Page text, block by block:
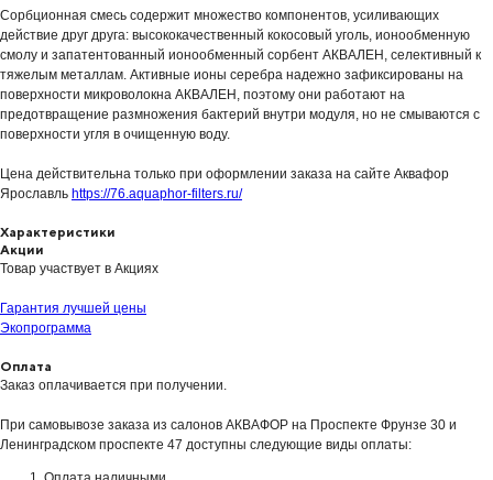
Сорбционная смесь содержит множество компонентов, усиливающих
действие друг друга: высококачественный кокосовый уголь, ионообменную
смолу и запатентованный ионообменный сорбент АКВАЛЕН, селективный к
тяжелым металлам. Активные ионы серебра надежно зафиксированы на
поверхности микроволокна АКВАЛЕН, поэтому они работают на
предотвращение размножения бактерий внутри модуля, но не смываются с
поверхности угля в очищенную воду.
Цена действительна только при оформлении заказа на сайте Аквафор
Ярославль https://76.aquaphor-filters.ru/
Характеристики
Акции
Товар участвует в Акциях
Гарантия лучшей цены
Экопрограмма
Оплата
Заказ оплачивается при получении.
При самовывозе заказа из салонов АКВАФОР на Проспекте Фрунзе 30 и
Ленинградском проспекте 47 доступны следующие виды оплаты: